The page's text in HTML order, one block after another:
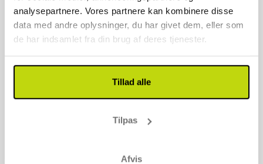
analysepartnere. Vores partnere kan kombinere disse
data med andre oplysninger, du har givet dem, eller som
de har indsamlet fra din brug af deres tjenester.
Tillad alle
Tilpas
Afvis
70 22 77 17
info@risskov-bilferie.dk
Vores åbningstider er:
Lørdag - søndag 10-15
Follow us on social media